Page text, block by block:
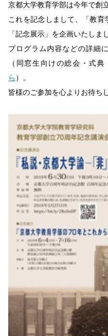
京都大学教育学部は今年で創
これを記念しまして、「教育
「記念展示」を企画いたしま
プログラム内容などの詳細
（同窓生向けの総会・式
ら ）。
皆様のご参加を心よりお待ち